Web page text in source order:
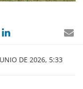
DE 2026, 5:33